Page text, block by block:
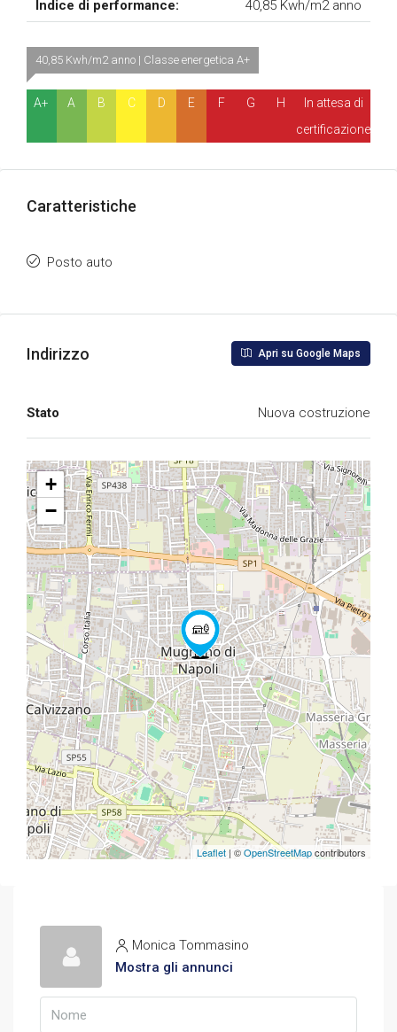
Indice di performance: 40,85 Kwh/m2 anno
40,85 Kwh/m2 anno | Classe energetica A+
A+ A B C D E F G H
In attesa di
certificazione
Caratteristiche
Posto auto
Indirizzo Apri su Google Maps
Stato Nuova costruzione
+
−
Leaflet | ©OpenStreetMapcontributors
Monica Tommasino
Mostra gli annunci